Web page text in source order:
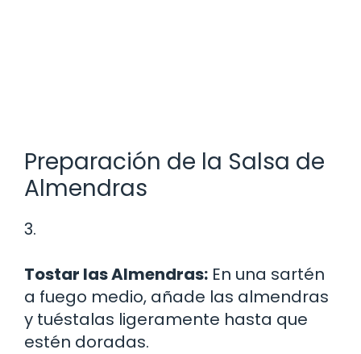
Preparación de la Salsa de
Almendras
3.
Tostar las Almendras: En una sartén
a fuego medio, añade las almendras
y tuéstalas ligeramente hasta que
estén doradas.